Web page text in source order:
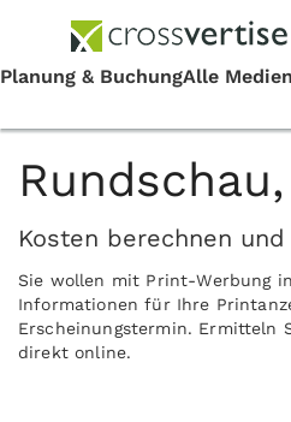
Kosten berechnen
Sie wollen mit Print-Werbung
Informationen für Ihre
Erscheinungstermin. Ermitteln
direkt online.